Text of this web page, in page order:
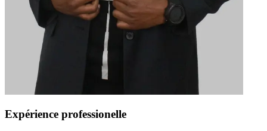
Expérience professionelle